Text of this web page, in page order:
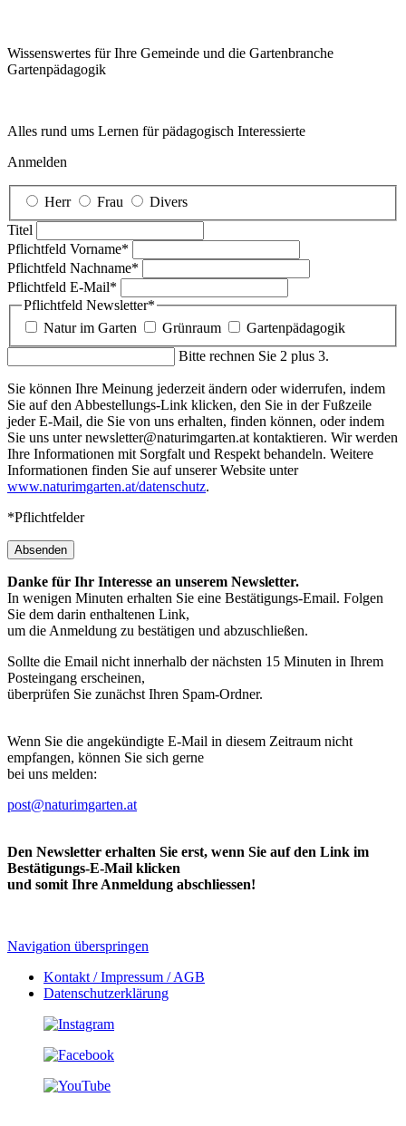
Wissenswertes für Ihre Gemeinde und die Gartenbranche
Garten­pädagogik
Alles rund ums Lernen für pädagogisch Interessierte
Anmelden
Herr Frau
Divers
Titel
Pflichtfeld Vorname*
Pflichtfeld Nachname*
Pflichtfeld E-Mail*
Pflichtfeld Newsletter*
Natur im Garten
Grünraum
Gartenpädagogik
Bitte rechnen Sie 2 plus 3.
Sie können Ihre Meinung jederzeit ändern oder widerrufen, indem
Sie auf den Abbestellungs-Link klicken, den Sie in der Fußzeile
jeder E-Mail, die Sie von uns erhalten, finden können, oder indem
Sie uns unter newsletter@naturimgarten.at kontaktieren. Wir werden
Ihre Informationen mit Sorgfalt und Respekt behandeln. Weitere
Informationen finden Sie auf unserer Website unter
www.naturimgarten.at/datenschutz.
*Pflichtfelder
Absenden
Danke für Ihr Interesse an unserem Newsletter.
In wenigen Minuten erhalten Sie eine Bestätigungs-Email. Folgen
Sie dem darin enthaltenen Link,
um die Anmeldung zu bestätigen und abzuschließen.
Sollte die Email nicht innerhalb der nächsten 15 Minuten in Ihrem
Posteingang erscheinen,
überprüfen Sie zunächst Ihren Spam-Ordner.
Wenn Sie die angekündigte E-Mail in diesem Zeitraum nicht
empfangen, können Sie sich gerne
bei uns melden:
post@naturimgarten.at
Den Newsletter erhalten Sie erst, wenn Sie auf den Link im
Bestätigungs-E-Mail klicken
und somit Ihre Anmeldung abschliessen!
Navigation überspringen
Kontakt / Impressum / AGB
Datenschutzerklärung